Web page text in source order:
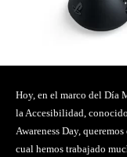
Hoy, en el marco del Día
la Accesibilidad,
Awareness Day,
cual hemos trabajado